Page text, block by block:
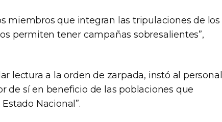
miembros que integran las tripulaciones de los
permiten tener campañas sobresalientes”,
lectura a la orden de zarpada, instó al personal
de sí en beneficio de las poblaciones que
Nacional”.